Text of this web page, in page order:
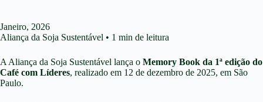
Janeiro, 2026
Aliança da Soja Sustentável • 1 min de leitura
A Aliança da Soja Sustentável lança o Memory Book da 1ª edição do
Café com Líderes, realizado em 12 de dezembro de 2025, em São
Paulo.